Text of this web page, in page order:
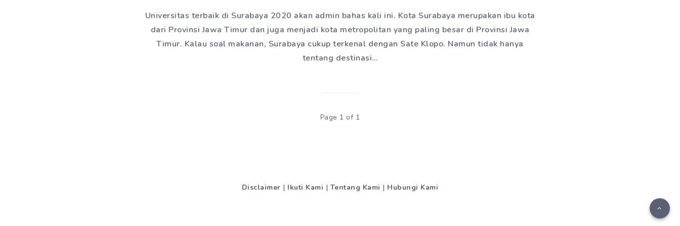
Universitas terbaik di Surabaya 2020 akan admin bahas kali ini. Kota Surabaya merupakan ibu kota
dari Provinsi Jawa Timur dan juga menjadi kota metropolitan yang paling besar di Provinsi Jawa
Timur. Kalau soal makanan, Surabaya cukup terkenal dengan Sate Klopo. Namun tidak hanya
tentang destinasi…
Page 1 of 1
Disclaimer | Ikuti Kami | Tentang Kami | Hubungi Kami